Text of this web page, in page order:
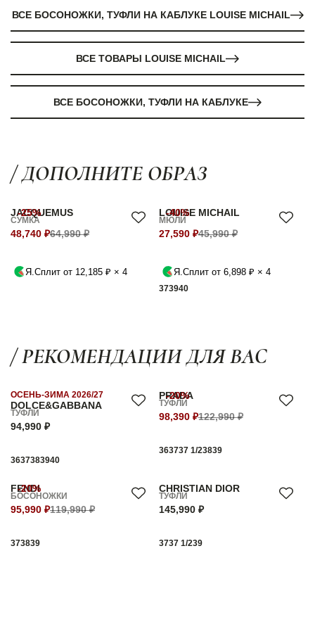
ВСЕ БОСОНОЖКИ, ТУФЛИ НА КАБЛУКЕ LOUISE MICHAIL
ВСЕ ТОВАРЫ LOUISE MICHAIL
ВСЕ БОСОНОЖКИ, ТУФЛИ НА КАБЛУКЕ
/ ДОПОЛНИТЕ ОБРАЗ
-25%
JACQUEMUS
СУМКА
48,740 ₽64,990 ₽
Я.Сплит от 12,185 ₽ × 4
-40%
LOUISE MICHAIL
МЮЛИ
27,590 ₽45,990 ₽
Я.Сплит от 6,898 ₽ × 4
373940
/ РЕКОМЕНДАЦИИ ДЛЯ ВАС
DOLCE&GABBANA
ОСЕНЬ-ЗИМА 2026/27
ТУФЛИ
94,990 ₽
3637383940
-20%
PRADA
ТУФЛИ
98,390 ₽122,990 ₽
363737 1/23839
-20%
FENDI
БОСОНОЖКИ
95,990 ₽119,990 ₽
373839
CHRISTIAN DIOR
ТУФЛИ
145,990 ₽
3737 1/239